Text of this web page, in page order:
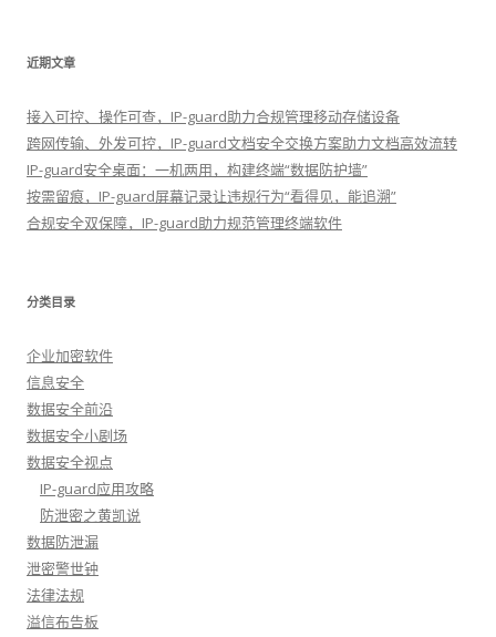
近期文章
接入可控、操作可查，IP-guard助力合规管理移动存储设备
跨网传输、外发可控，IP-guard文档安全交换方案助力文档高效流转
IP-guard安全桌面：一机两用，构建终端“数据防护墙”
按需留痕，IP-guard屏幕记录让违规行为“看得见，能追溯”
合规安全双保障，IP-guard助力规范管理终端软件
分类目录
企业加密软件
信息安全
数据安全前沿
数据安全小剧场
数据安全视点
IP-guard应用攻略
防泄密之黄凯说
数据防泄漏
泄密警世钟
法律法规
溢信布告板